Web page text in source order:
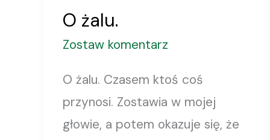
O żalu.
Zostaw komentarz
O żalu. Czasem ktoś coś
przynosi. Zostawia w mojej
głowie, a potem okazuje się, że